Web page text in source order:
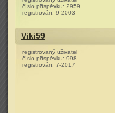
číslo příspěvku: 2959
registrován: 9-2003
Viki59
registrovaný uživatel
číslo příspěvku: 998
registrován: 7-2017